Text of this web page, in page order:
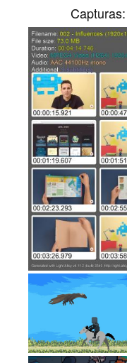
Capturas: